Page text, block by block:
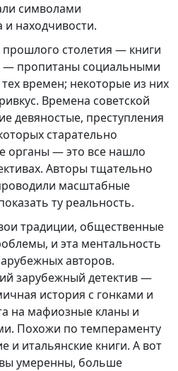
символами
находчивости.
столетия — книги
— пропитаны социальными
времен; некоторые из них
Времена советской
девяностые, преступления
старательно
органы — это все нашло
Авторы тщательно
масштабные
ту реальность.
традиции, общественные
и эта ментальность
авторов.
зарубежный детектив —
история с гонками и
на мафиозные кланы и
Похожи по темпераменту
и итальянские книги. А вот
умеренны, больше